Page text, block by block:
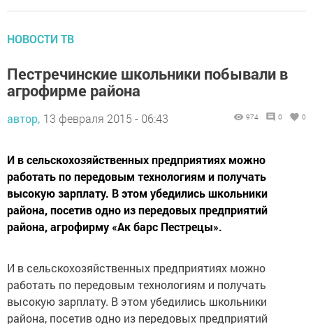
НОВОСТИ ТВ
Пестречинские школьники побывали в
агрофирме района
автор, 13 февраля 2015 - 06:43 974 0 0
И в сельскохозяйственных предприятиях можно
работать по передовым технологиям и получать
высокую зарплату. В этом убедились школьники
района, посетив одно из передовых предприятий
района, агрофирму «Ак барс Пестрецы».
И в сельскохозяйственных предприятиях можно
работать по передовым технологиям и получать
высокую зарплату. В этом убедились школьники
района, посетив одно из передовых предприятий